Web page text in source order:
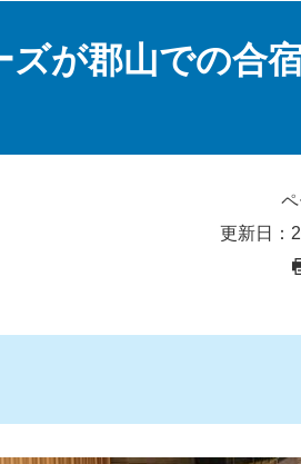
が郡山での合
更新日：